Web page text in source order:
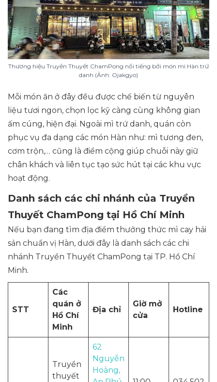
Thương hiệu Truyền Thuyết ChamPong nổi tiếng bởi món mì Hàn trứ
danh (Ảnh: Ojakgyo)
Mỗi món ăn ở đây đều được chế biến từ nguyên
liệu tươi ngon, chọn lọc kỹ càng cùng không gian
ấm cúng, hiện đại. Ngoài mì trứ danh, quán còn
phục vụ đa dạng các món Hàn như: mì tương đen,
cơm trộn,… cũng là điểm cộng giúp chuỗi này giữ
chân khách và liên tục tạo sức hút tại các khu vực
hoạt động.
Danh sách các chi nhánh của Truyền
Thuyết ChamPong tại Hồ Chí Minh
Nếu bạn đang tìm địa điểm thưởng thức mì cay hải
sản chuẩn vị Hàn, dưới đây là danh sách các chi
nhánh Truyền Thuyết ChamPong tại TP. Hồ Chí
Minh.
STT
Các
quán ở
Hồ Chí
Minh
Địa chỉ
Giờ mở
cửa
Hotline
Truyền
thuyết
62
Nguyễn
Hoàng,